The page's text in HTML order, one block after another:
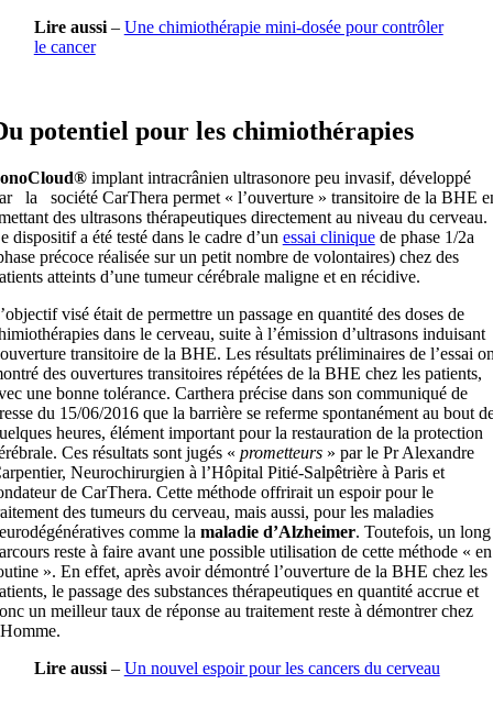
Lire aussi– Une chimiothérapie mini-dosée pour contrôler
le cancer
potentiel pour les chimiothérapies
implant intracrânien ultrasonore peu invasif, développé
la société CarThera permet « l’ouverture » transitoire de la BHE
des ultrasons thérapeutiques directement au niveau du cerveau.
dispositif a été testé dans le cadre d’un essai cliniquede phase 1/2a
précoce réalisée sur un petit nombre de volontaires) chez des
atteints d’une tumeur cérébrale maligne et en récidive.
visé était de permettre un passage en quantité des doses de
dans le cerveau, suite à l’émission d’ultrasons induisant
transitoire de la BHE. Les résultats préliminaires de l’essai
des ouvertures transitoires répétées de la BHE chez les patients,
une bonne tolérance. Carthera précise dans son communiqué de
du 15/06/2016 que la barrière se referme spontanément au bout
heures, élément important pour la restauration de la protection
Ces résultats sont jugés « prometteurs» par le Pr Alexandre
Neurochirurgien à l’Hôpital Pitié-Salpêtrière à Paris et
de CarThera. Cette méthode offrirait un espoir pour le
des tumeurs du cerveau, mais aussi, pour les maladies
comme la maladie d’Alzheimer. Toutefois, un long
reste à faire avant une possible utilisation de cette méthode « en
». En effet, après avoir démontré l’ouverture de la BHE chez les
le passage des substances thérapeutiques en quantité accrue et
un meilleur taux de réponse au traitement reste à démontrer chez
Lire aussi– Un nouvel espoir pour les cancers du cerveau